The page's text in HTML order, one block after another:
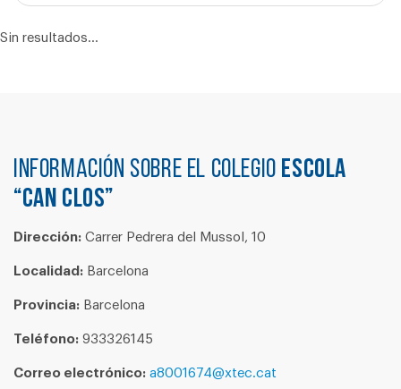
Sin resultados...
Información sobre el colegio ESCOLA
“CAN CLOS”
Dirección: Carrer Pedrera del Mussol, 10
Localidad: Barcelona
Provincia: Barcelona
Teléfono: 933326145
Correo electrónico: a8001674@xtec.cat